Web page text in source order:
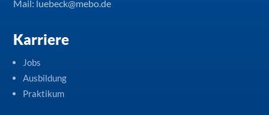
Mail: luebeck@mebo.de
Karriere
Jobs
Ausbildung
Praktikum